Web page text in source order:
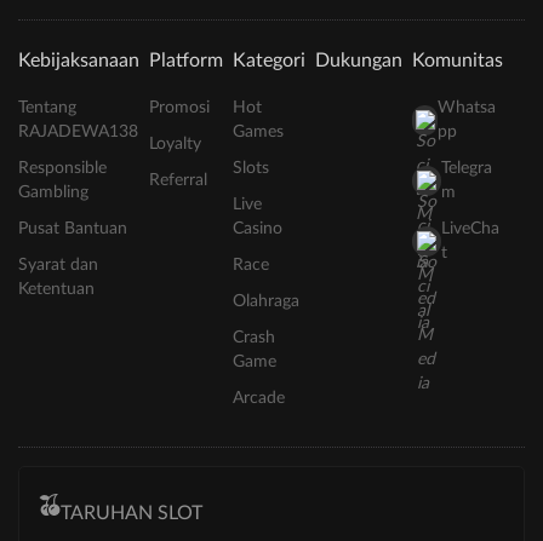
Kebijaksanaan
Tentang
RAJADEWA138
Responsible
Gambling
Pusat Bantuan
Syarat dan
Ketentuan
Platform
Promosi
Loyalty
Referral
Kategori
Hot
Games
Slots
Live
Casino
Race
Olahraga
Crash
Game
Arcade
Dukungan Komunitas
Whatsa
pp
Telegra
m
LiveCha
t
TARUHAN SLOT